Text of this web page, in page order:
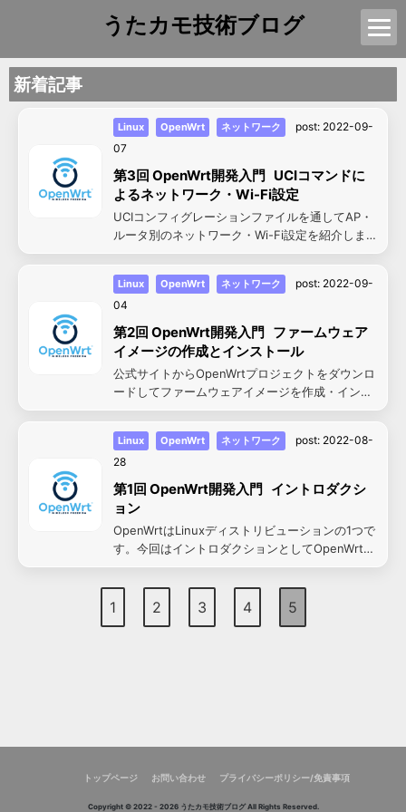
うたカモ技術ブログ
新着記事
Linux OpenWrt ネットワーク post: 2022-09-
07
第3回 OpenWrt開発入門 UCIコマンドに
よるネットワーク・Wi-Fi設定
UCIコンフィグレーションファイルを通してAP・
ルータ別のネットワーク・Wi-Fi設定を紹介しま
す。
Linux OpenWrt ネットワーク post: 2022-09-
04
第2回 OpenWrt開発入門 ファームウェア
イメージの作成とインストール
公式サイトからOpenWrtプロジェクトをダウンロ
ードしてファームウェアイメージを作成・インス
トールする方法について紹介します。
Linux OpenWrt ネットワーク post: 2022-08-
28
第1回 OpenWrt開発入門 イントロダクシ
ョン
OpenWrtはLinuxディストリビューションの1つで
す。今回はイントロダクションとしてOpenWrtが
一体どんなものかについて紹介します。
1 2 3 4 5
トップページ お問い合わせ プライバシーポリシー/免責事項
Copyright © 2022 - 2026 うたカモ技術ブログ All Rights Reserved.